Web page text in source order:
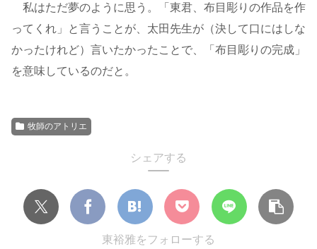
私はただ夢のように思う。「東君、布目彫りの作品を作
ってくれ」と言うことが、太田先生が（決して口にはしな
かったけれど）言いたかったことで、「布目彫りの完成」
を意味しているのだと。
牧師のアトリエ
シェアする
東裕雅をフォローする